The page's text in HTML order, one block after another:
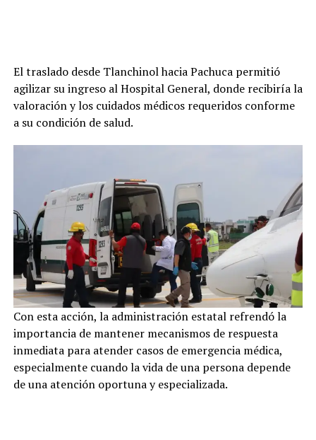
El traslado desde Tlanchinol hacia Pachuca permitió
agilizar su ingreso al Hospital General, donde recibiría la
valoración y los cuidados médicos requeridos conforme
a su condición de salud.
Con esta acción, la administración estatal refrendó la
importancia de mantener mecanismos de respuesta
inmediata para atender casos de emergencia médica,
especialmente cuando la vida de una persona depende
de una atención oportuna y especializada.